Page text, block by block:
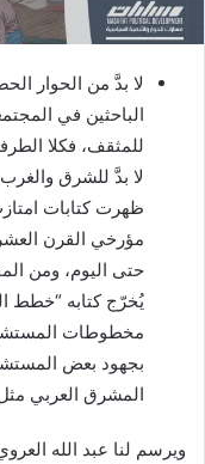
لا بدَّ من الحوار
الباحثين في
للمثقف، فكلا
لا بدَّ للشرق
ظهرت كتابات
مؤرخي القرن
حتى اليوم، ومن
يُخرّج كتابه “خطط
بجهود بعض
المشرق العربي
ويرسم لنا عبد الله